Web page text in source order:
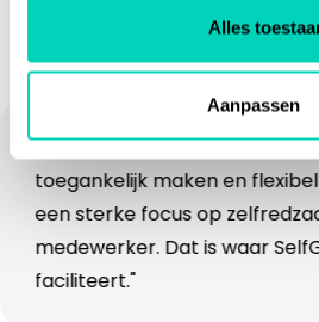
Alles
Aanpassen
Bekijk alle klantverhalen
onze Academie willen wij
maken en flexibel
sterke focus op
Dat is waar